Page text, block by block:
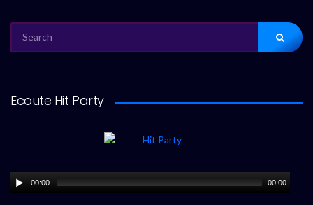
FOR:
Ecoute Hit Party
00:00 00:00